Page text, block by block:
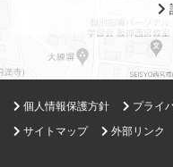
個人情報保護方針 プライ
サイトマップ
外部リンク